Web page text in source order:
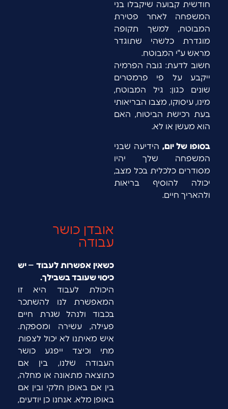
חודשית קבועה שיקבלו בני
המשפחה לאחר פטירת
המבוטח, למשך תקופה
מוגדרת כלשהי שתוגדר
מראש ע"י המבוטח.
חשוב לדעת: גובה הפרמיה
ייקבע על פי פרמטרים
שונים כגון: גיל המבוטח,
מינו, עיסוקו, מצבו הבריאותי
בעת רכישת הביטוח, האם
הוא מעשן או לא.
בסופו של יום, הידיעה שבני
המשפחה שלך יהיו
מסודרים כלכלית בכל מצב,
יכולה להוסיף בריאות
ולהאריך חיים.
אובדן כושר
עבודה
כשאין אפשרות לעבוד – יש
כיסוי שעובד בשבילך.
היכולת לעבוד היא זו
המאפשרת לנו להשתכר
בכבוד ולנהל שגרת חיים
פעילה, עשירה ומספקת.
איש מאיתנו לא יכול לצפות
מתי וכיצד ייפגע כושר
העבודה שלנו, בין אם
כתוצאה מתאונה או מחלה,
בין אם באופן חלקי ובין אם
באופן מלא. אנחנו כן יודעים,